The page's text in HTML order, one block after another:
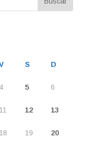
S D
4 5 6
11 12 13
18 19 20